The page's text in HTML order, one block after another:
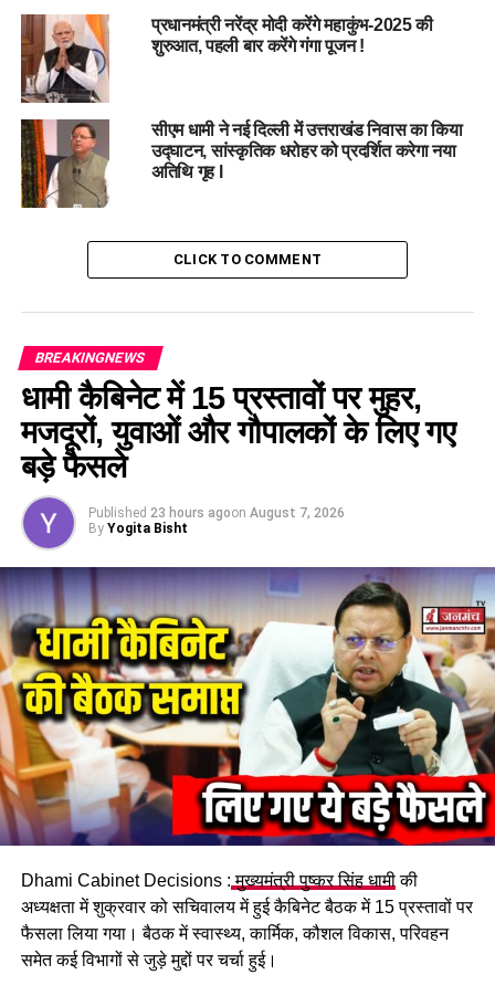
मुख्य सचिव ने उत्तराखण्ड निवास के शुभारम्भ तैयारी के बारे में कार्यदायी
प्रधानमंत्री नरेंद्र मोदी करेंगे महाकुंभ-2025 की
शुरुआत, पहली बार करेंगे गंगा पूजन !
सीएम धामी ने नई दिल्ली में उत्तराखंड निवास का किया
उद्घाटन, सांस्कृतिक धरोहर को प्रदर्शित करेगा नया
अतिथि गृह l
CLICK TO COMMENT
BREAKINGNEWS
धामी कैबिनेट में 15 प्रस्तावों पर मुहर,
मजदूरों, युवाओं और गौपालकों के लिए गए
बड़े फैसले
Published 23 hours agoon August 7, 2026
By Yogita Bisht
Dhami Cabinet Decisions : मुख्यमंत्री पुष्कर सिंह धामीकी
अध्यक्षता में शुक्रवार को सचिवालय में हुई कैबिनेट बैठक में 15 प्रस्तावों पर
फैसला लिया गया। बैठक में स्वास्थ्य, कार्मिक, कौशल विकास, परिवहन
समेत कई विभागों से जुड़े मुद्दों पर चर्चा हुई।